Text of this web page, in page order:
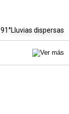
91°Lluvias dispersas